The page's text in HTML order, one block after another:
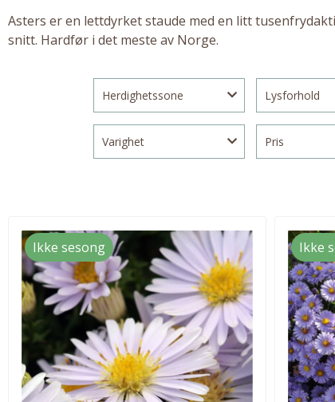
Asters er en lettdyrket staude med en litt
snitt. Hardfør i det meste av Norge.
Herdighetssone Lysforhold
Varighet Pris
Ikke sesong Ikke